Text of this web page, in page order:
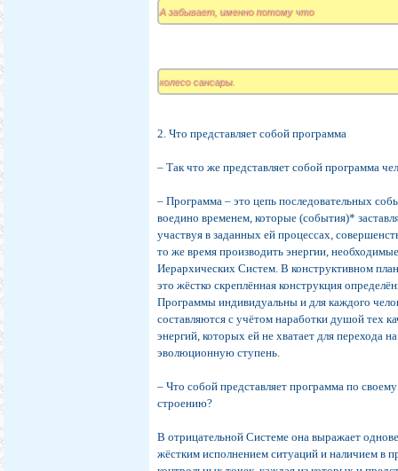
А забывает, именно потому что
колесо сансары.
2. Что представляет собой программа
– Так что же представляет собой программа
– Программа – это цепь последовательных
воедино временем, которые (события)*
участвуя в заданных ей процессах,
то же время производить энергии,
Иерархических Систем. В конструктивном
это жёстко скреплённая конструкция
Программы индивидуальны и для каждого
составляются с учётом наработки душой тех
энергий, которых ей не хватает для перехода
эволюционную ступень.
– Что собой представляет программа по
строению?
В отрицательной Системе она выражает
жёстким исполнением ситуаций и наличием в